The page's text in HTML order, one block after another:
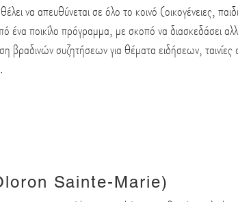
να απευθύνεται σε όλο το κοινό (οικογένειες,
ποικίλο πρόγραμμα, με σκοπό να διασκεδάσει
βραδινών συζητήσεων για θέματα ειδήσεων,
Sainte-Marie)